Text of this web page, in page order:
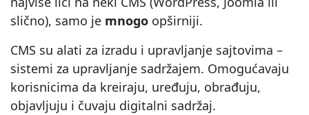
slično), samo je mnogo opširniji.
CMS su alati za izradu i upravljanje sajtovima –
sistemi za upravljanje sadržajem. Omogućavaju
korisnicima da kreiraju, uređuju, obrađuju,
objavljuju i čuvaju digitalni sadržaj.